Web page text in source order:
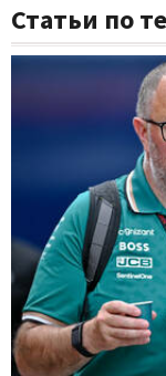
Статьи по